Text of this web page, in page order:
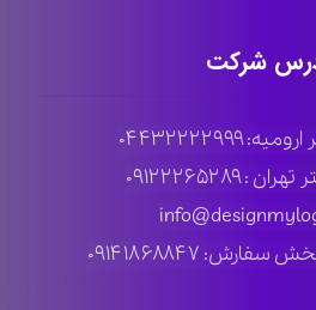
شرکت
۰۴۴۳۲۲۲۲۹۹۹
: ۰۹۱۲۲۲۶۵۲۸۹
۰۹۱۴۱۸۶۸۸۴۷